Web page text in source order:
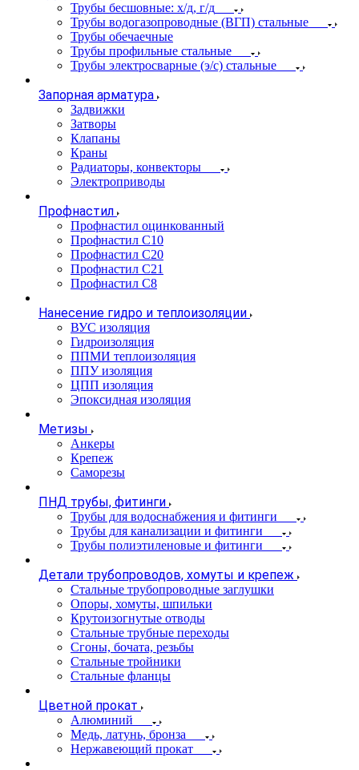
Трубы бесшовные: х/д, г/д
Трубы водогазопроводные (ВГП) стальные
Трубы обечаечные
Трубы профильные стальные
Трубы электросварные (э/с) стальные
Запорная арматура
Задвижки
Затворы
Клапаны
Краны
Радиаторы, конвекторы
Электроприводы
Профнастил
Профнастил оцинкованный
Профнастил С10
Профнастил С20
Профнастил С21
Профнастил С8
Нанесение гидро и теплоизоляции
ВУС изоляция
Гидроизоляция
ППМИ теплоизоляция
ППУ изоляция
ЦПП изоляция
Эпоксидная изоляция
Метизы
Анкеры
Крепеж
Саморезы
ПНД трубы, фитинги
Трубы для водоснабжения и фитинги
Трубы для канализации и фитинги
Трубы полиэтиленовые и фитинги
Детали трубопроводов, хомуты и крепеж
Стальные трубопроводные заглушки
Опоры, хомуты, шпильки
Крутоизогнутые отводы
Стальные трубные переходы
Сгоны, бочата, резьбы
Стальные тройники
Стальные фланцы
Цветной прокат
Алюминий
Медь, латунь, бронза
Нержавеющий прокат